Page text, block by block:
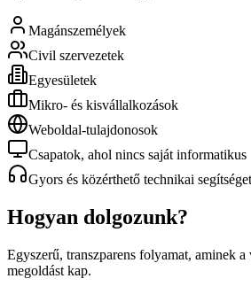
Magánszemélyek
Civil szervezetek
Egyesületek
Mikro- és kisvállalkozások
Weboldal-tulajdonosok
Csapatok, ahol nincs saját informatikus
Gyors és közérthető technikai
Hogyan dolgozunk?
Egyszerű, transzparens folyamat, aminek
megoldást kap.